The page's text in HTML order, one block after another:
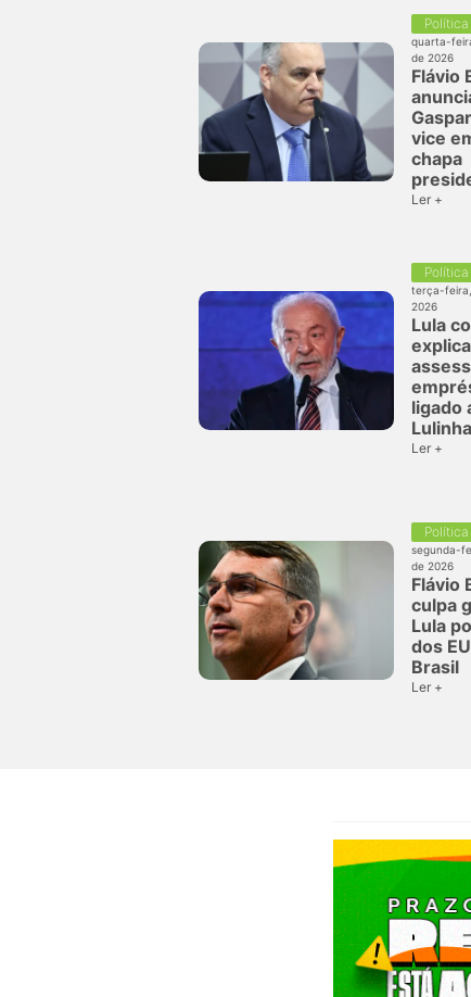
Política
quarta-
de 2026
Flávio
vice
chapa
Ler +
Política
terça-
2026
Lula
ligado
Lulinha
Ler +
Política
segunda-
de 2026
Flávio
culpa
Lula
dos
Brasil
Ler +